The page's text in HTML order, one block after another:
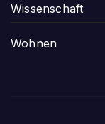
Wissenschaft
Wohnen